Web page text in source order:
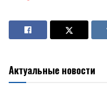
Актуальные новости